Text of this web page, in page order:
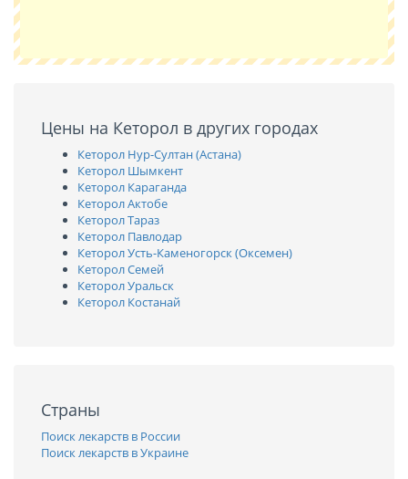
Цены на Кеторол в других городах
Кеторол Нур-Султан (Астана)
Кеторол Шымкент
Кеторол Караганда
Кеторол Актобе
Кеторол Тараз
Кеторол Павлодар
Кеторол Усть-Каменогорск (Оксемен)
Кеторол Семей
Кеторол Уральск
Кеторол Костанай
Страны
Поиск лекарств в России
Поиск лекарств в Украине